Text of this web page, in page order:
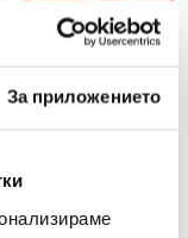
За приложението
за бързи